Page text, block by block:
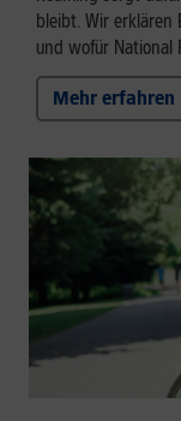
bleibt. Wir erklären
und wofür National
Mehr erfahren